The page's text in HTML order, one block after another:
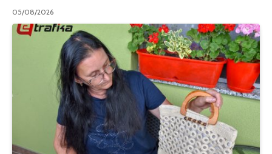
05/08/2026